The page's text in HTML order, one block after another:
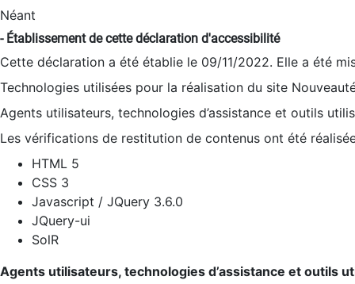
Néant
- Établissement de cette déclaration d'accessibilité
Cette déclaration a été établie le 09/11/2022. Elle a été
Technologies utilisées pour la réalisation du site
Agents utilisateurs, technologies d’assistance et outils
Les vérifications de restitution de contenus ont été
HTML 5
CSS 3
Javascript / JQuery 3.6.0
JQuery-ui
SolR
Agents utilisateurs, technologies d’assistance et outils